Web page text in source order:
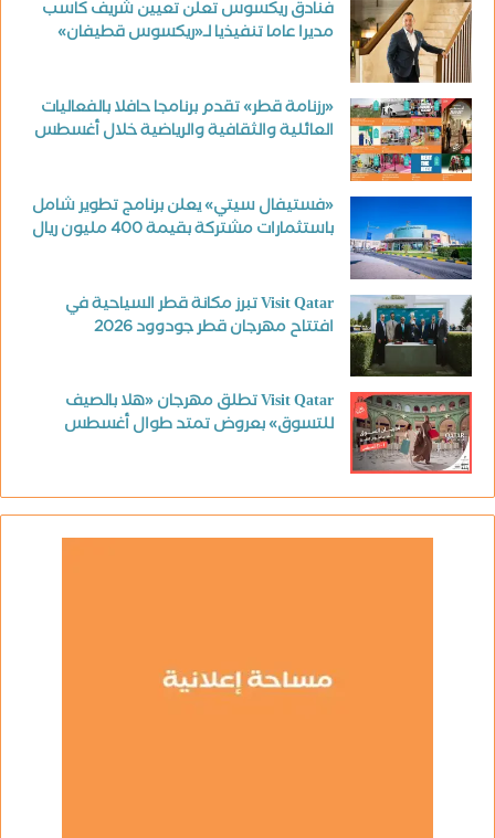
فنادق ريكسوس تعلن تعيين شريف كاسب
مديرا عاما تنفيذيا لـ«ريكسوس قطيفان»
«رزنامة قطر» تقدم برنامجا حافلا بالفعاليات
العائلية والثقافية والرياضية خلال أغسطس
«فستيفال سيتي» يعلن برنامج تطوير شامل
باستثمارات مشتركة بقيمة 400 مليون ريال
Visit Qatar تبرز مكانة قطر السياحية في
افتتاح مهرجان قطر جودوود 2026
Visit Qatar تطلق مهرجان «هلا بالصيف
للتسوق» بعروض تمتد طوال أغسطس